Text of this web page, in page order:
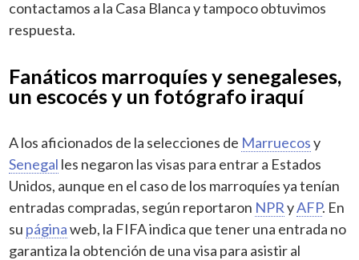
contactamos a la Casa Blanca y tampoco obtuvimos
respuesta.
Fanáticos marroquíes y senegaleses,
un escocés y un fotógrafo iraquí
A los aficionados de la selecciones de Marruecosy
Senegal les negaron las visas para entrar a Estados
Unidos, aunque en el caso de los marroquíes ya tenían
entradas compradas, según reportaron NPRyAFP. En
su páginaweb, la FIFA indica que tener una entrada no
garantiza la obtención de una visa para asistir al